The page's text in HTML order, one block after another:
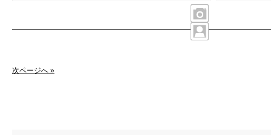
次ページへ »